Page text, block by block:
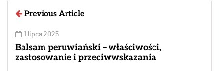
Previous Article
1 lipca 2025
Balsam peruwiański – właściwości,
zastosowanie i przeciwwskazania